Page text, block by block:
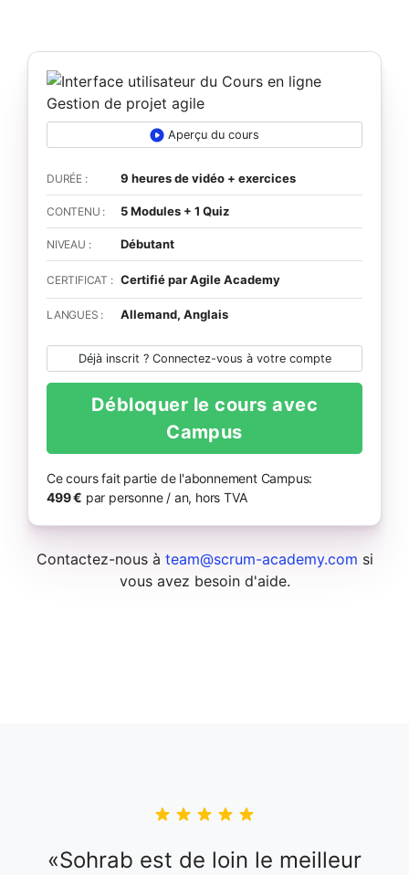
Aperçu du cours
DURÉE : 9 heures de vidéo + exercices
CONTENU : 5 Modules + 1 Quiz
NIVEAU : Débutant
CERTIFICAT : Certifié par Agile Academy
LANGUES : Allemand, Anglais
Déjà inscrit ? Connectez-vous à votre compte
Débloquer le cours avec
Campus
Ce cours fait partie de l'abonnement Campus:
499 € par personne / an, hors TVA
Contactez-nous à team@scrum-academy.com si
vous avez besoin d'aide.
Sohrab est de loin le meilleur